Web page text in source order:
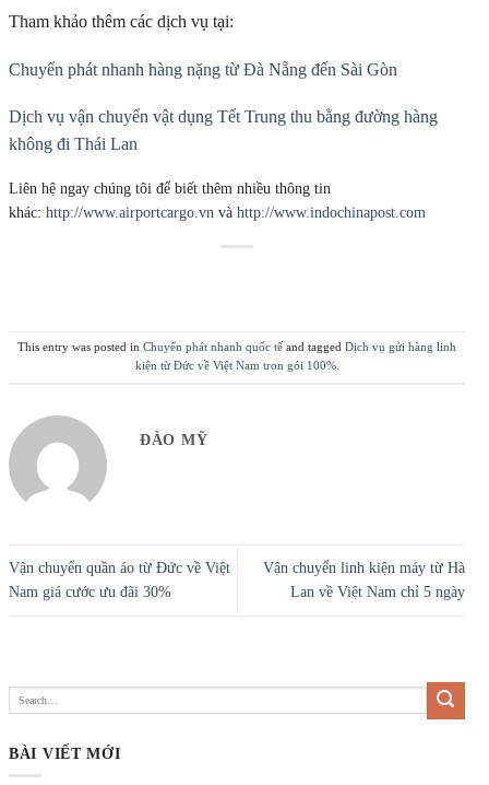
Tham khảo thêm các dịch vụ tại:
Chuyển phát nhanh hàng nặng từ Đà Nẵng đến Sài Gòn
Dịch vụ vận chuyển vật dụng Tết Trung thu bằng đường hàng
không đi Thái Lan
Liên hệ ngay chúng tôi để biết thêm nhiều thông tin
khác: http://www.airportcargo.vn và http://www.indochinapost.com
This entry was posted in Chuyển phát nhanh quốc tế and tagged Dịch vụ gửi hàng linh
kiện từ Đức về Việt Nam trọn gói 100%.
ĐÀO MỸ
Vận chuyển quần áo từ Đức về Việt
Nam giá cước ưu đãi 30%
Vận chuyển linh kiện máy từ Hà
Lan về Việt Nam chỉ 5 ngày
BÀI VIẾT MỚI